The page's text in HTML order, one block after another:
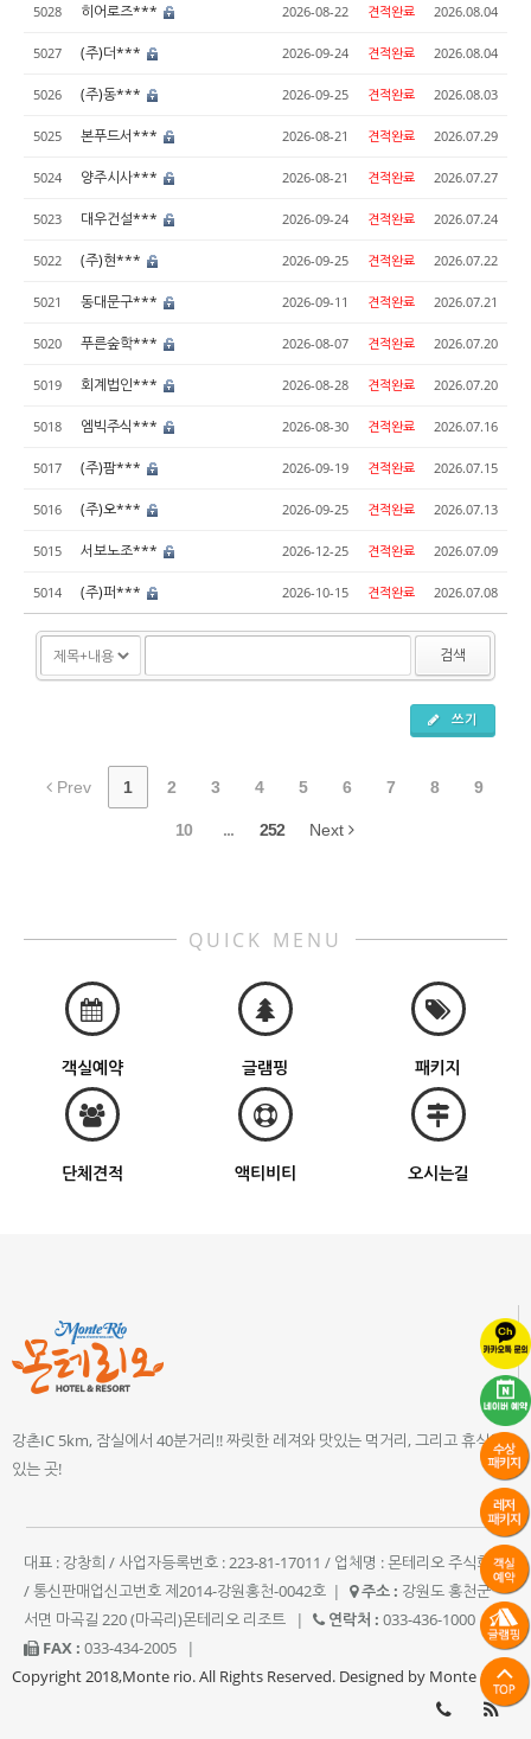
5028 히어로즈*** 2026-08-22 견적완료 2026.08.04
5027 (주)더*** 2026-09-24 견적완료 2026.08.04
5026 (주)동*** 2026-09-25 견적완료 2026.08.03
5025 본푸드서*** 2026-08-21 견적완료 2026.07.29
5024 양주시사*** 2026-08-21 견적완료 2026.07.27
5023 대우건설*** 2026-09-24 견적완료 2026.07.24
5022 (주)현*** 2026-09-25 견적완료 2026.07.22
5021 동대문구*** 2026-09-11 견적완료 2026.07.21
5020 푸른숲학*** 2026-08-07 견적완료 2026.07.20
5019 회계법인*** 2026-08-28 견적완료 2026.07.20
5018 엠빅주식*** 2026-08-30 견적완료 2026.07.16
5017 (주)팜*** 2026-09-19 견적완료 2026.07.15
5016 (주)오*** 2026-09-25 견적완료 2026.07.13
5015 서보노조*** 2026-12-25 견적완료 2026.07.09
5014 (주)퍼*** 2026-10-15 견적완료 2026.07.08
검색
쓰기
Prev 1 2 3 4 5 6 7 8 9
10 ... 252 Next
QUICK MENU
객실예약 글램핑 패키지
단체견적 액티비티 오시는길
강촌IC 5km, 잠실에서 40분거리!! 짜릿한 레져와 맛있는 먹거리, 그리고 휴식이
있는 곳!
대표 : 강창희 / 사업자등록번호 : 223-81-17011 / 업체명 : 몬테리오 주식회사
/ 통신판매업신고번호 제2014-강원홍천-0042호 | 주소 : 강원도 홍천군
서면 마곡길 220 (마곡리)몬테리오 리조트
| 연락처 : 033-436-1000
|
FAX : 033-434-2005
|
Copyright 2018,Monte rio. All Rights Reserved. Designed by Monte rio.